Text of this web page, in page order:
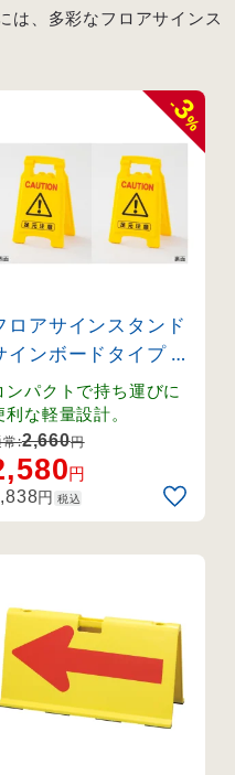
は、多彩なフロアサインス
-
3
%
ロアサインスタンド
インボードタイプ 足
注意 (337502)
ンパクトで持ち運びに
利な軽量設計。
常:2,660円
円
円 税込